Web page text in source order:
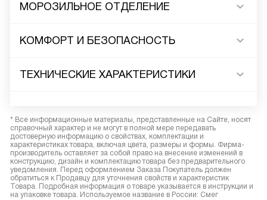
МОРОЗИЛЬНОЕ ОТДЕЛЕНИЕ
КОМФОРТ И БЕЗОПАСНОСТЬ
ТЕХНИЧЕСКИЕ ХАРАКТЕРИСТИКИ
* Все информационные материалы, представленные на Сайте, носят
справочный характер и не могут в полной мере передавать
достоверную информацию о свойствах, комплектации и
характеристиках товара, включая цвета, размеры и формы. Фирма-
производитель оставляет за собой право на внесение изменений в
конструкцию, дизайн и комплектацию товара без предварительного
уведомления. Перед оформлением Заказа Покупатель должен
обратиться к Продавцу для уточнения свойств и характеристик
Товара. Подробная информация о товаре указывается в инструкции и
на упаковке товара. Используемое название в России: Смег